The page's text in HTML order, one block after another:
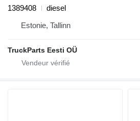
1389408
diesel
Estonie, Tallinn
TruckParts Eesti OÜ